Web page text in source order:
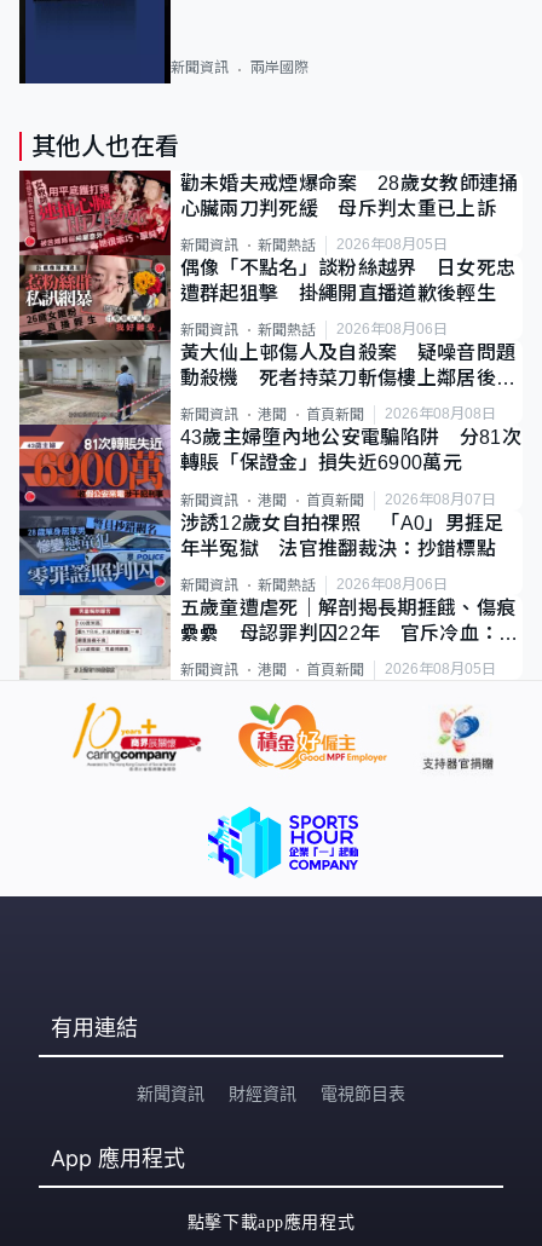
新聞資訊 兩岸國際
其他人也在看
勸未婚夫戒煙爆命案 28歲女教師連捅
心臟兩刀判死緩 母斥判太重已上訴
新聞資訊 新聞熱話 2026年08月05日
偶像「不點名」談粉絲越界 日女死忠
遭群起狙擊 掛繩開直播道歉後輕生
新聞資訊 新聞熱話 2026年08月06日
黃大仙上邨傷人及自殺案 疑噪音問題
動殺機 死者持菜刀斬傷樓上鄰居後墮
斃
新聞資訊 港聞 首頁新聞 2026年08月08日
43歲主婦墮內地公安電騙陷阱 分81次
轉賬「保證金」損失近6900萬元
新聞資訊 港聞 首頁新聞 2026年08月07日
涉誘12歲女自拍祼照 「A0」男捱足
年半冤獄 法官推翻裁決：抄錯標點
新聞資訊 新聞熱話 2026年08月06日
五歲童遭虐死｜解剖揭長期捱餓、傷痕
纍纍 母認罪判囚22年 官斥冷血：同
類案最惡劣
新聞資訊 港聞 首頁新聞 2026年08月05日
有用連結
新聞資訊 財經資訊 電視節目表
App 應用程式
點擊下載app應用程式